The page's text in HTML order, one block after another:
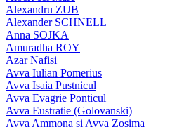
Alexandru ZUB
Alexander SCHNELL
Anna SOJKA
Amuradha ROY
Azar Nafisi
Avva Iulian Pomerius
Avva Isaia Pustnicul
Avva Evagrie Ponticul
Avva Eustratie (Golovanski)
Avva Ammona si Avva Zosima